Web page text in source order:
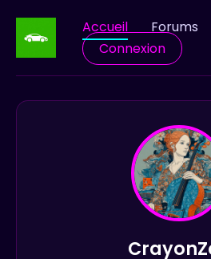
Accueil Forums
Connexion